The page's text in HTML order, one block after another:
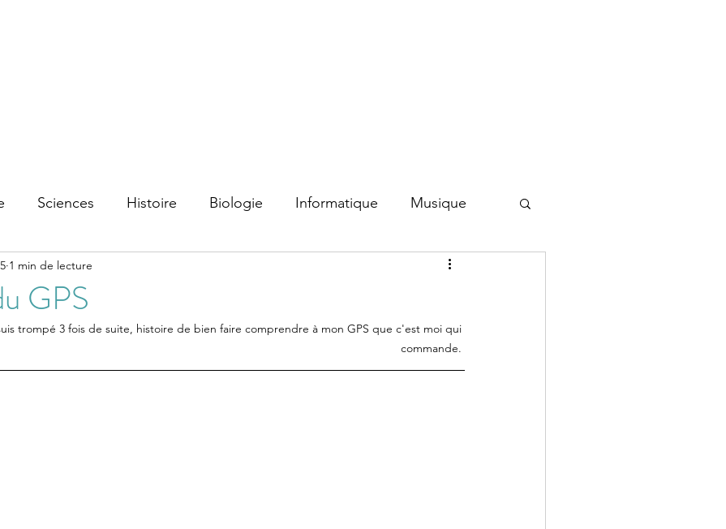
Sciences Histoire Biologie Informatique Musique
GPS
1 min de lecture
commande.